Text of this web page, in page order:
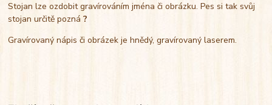
Stojan lze ozdobit gravírováním jména či obrázku. Pes si tak svůj
stojan určitě pozná?
Gravírovaný nápis či obrázek je hnědý, gravírovaný laserem.